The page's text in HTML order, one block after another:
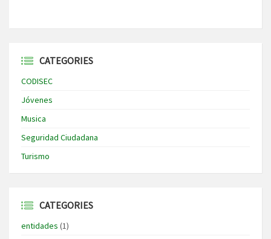
CATEGORIES
CODISEC
Jóvenes
Musica
Seguridad Ciudadana
Turismo
CATEGORIES
entidades (1)